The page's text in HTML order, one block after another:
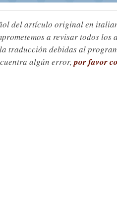
del artículo original en
a revisar todos
traducción debidas al
algún error,por favor